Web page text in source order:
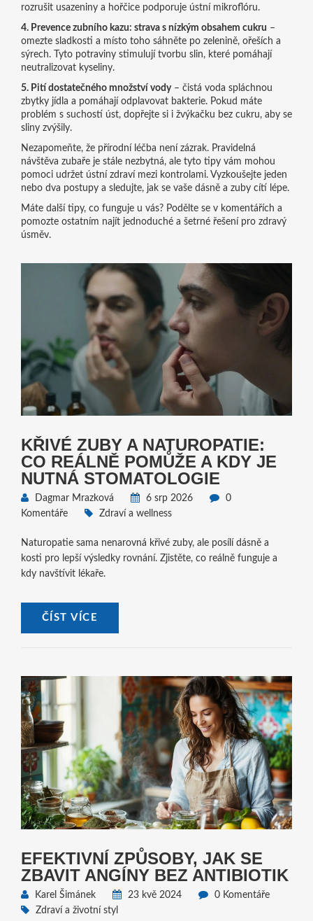
rozrušit usazeniny a hořčice podporuje ústní mikroflóru.
4. Prevence zubního kazu: strava s nízkým obsahem cukru –
omezte sladkosti a místo toho sáhněte po zelenině, ořeších a
sýrech. Tyto potraviny stimulují tvorbu slin, které pomáhají
neutralizovat kyseliny.
5. Pití dostatečného množství vody– čistá voda spláchnou
zbytky jídla a pomáhají odplavovat bakterie. Pokud máte
problém s suchostí úst, dopřejte si i žvýkačku bez cukru, aby se
sliny zvýšily.
Nezapomeňte, že přírodní léčba není zázrak. Pravidelná
návštěva zubaře je stále nezbytná, ale tyto tipy vám mohou
pomoci udržet ústní zdraví mezi kontrolami. Vyzkoušejte jeden
nebo dva postupy a sledujte, jak se vaše dásně a zuby cítí lépe.
Máte další tipy, co funguje u vás? Podělte se v komentářích a
pomozte ostatním najít jednoduché a šetrné řešení pro zdravý
úsměv.
KŘIVÉ ZUBY A NATUROPATIE:
CO REÁLNĚ POMŮŽE A KDY JE
NUTNÁ STOMATOLOGIE
Dagmar Mrazková 6 srp 2026
0
Komentáře
Zdraví a wellness
Naturopatie sama nenarovná křivé zuby, ale posílí dásně a
kosti pro lepší výsledky rovnání. Zjistěte, co reálně funguje a
kdy navštívit lékaře.
ČÍST VÍCE
EFEKTIVNÍ ZPŮSOBY, JAK SE
ZBAVIT ANGÍNY BEZ ANTIBIOTIK
Karel Šimánek 23 kvě 2024
0 Komentáře
Zdraví a životní styl